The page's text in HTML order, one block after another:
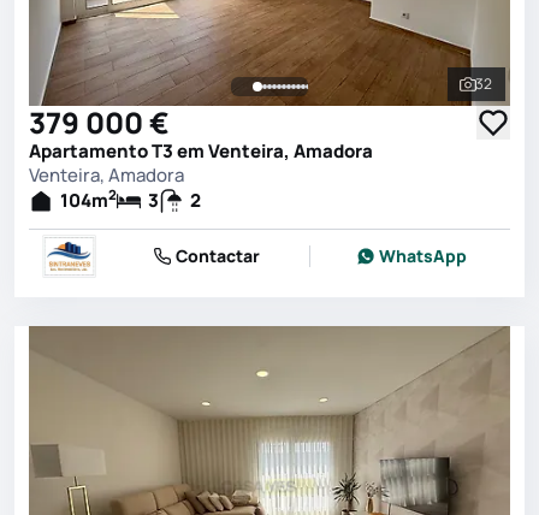
Ver
32
379 000 €
Apartamento T3 em Venteira, Amadora
Venteira, Amadora
104m2 3 2
Contactar WhatsApp